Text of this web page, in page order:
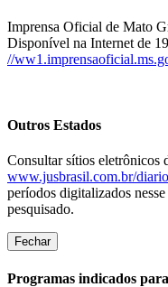
Imprensa Oficial de Mato
Disponível na Internet de
//
Outros Estados
Consultar sítios eletrônicos
www.jusbrasil.com.br/
períodos digitalizados
pesquisado.
Fechar
Programas indicados